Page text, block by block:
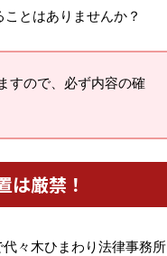
とはありませんか？
すので、必ず内容の確
は厳禁！
々木ひまわり法律事務所